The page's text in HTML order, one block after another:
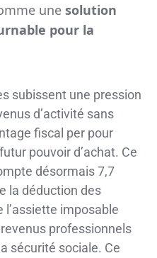
une solution
pour la
subissent une pression
d’activité sans
fiscal per pour
pouvoir d’achat. Ce
désormais 7,7
la déduction des
imposable
professionnels
sécurité sociale. Ce